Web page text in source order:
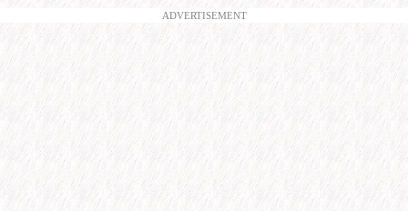
ADVERTISEMENT